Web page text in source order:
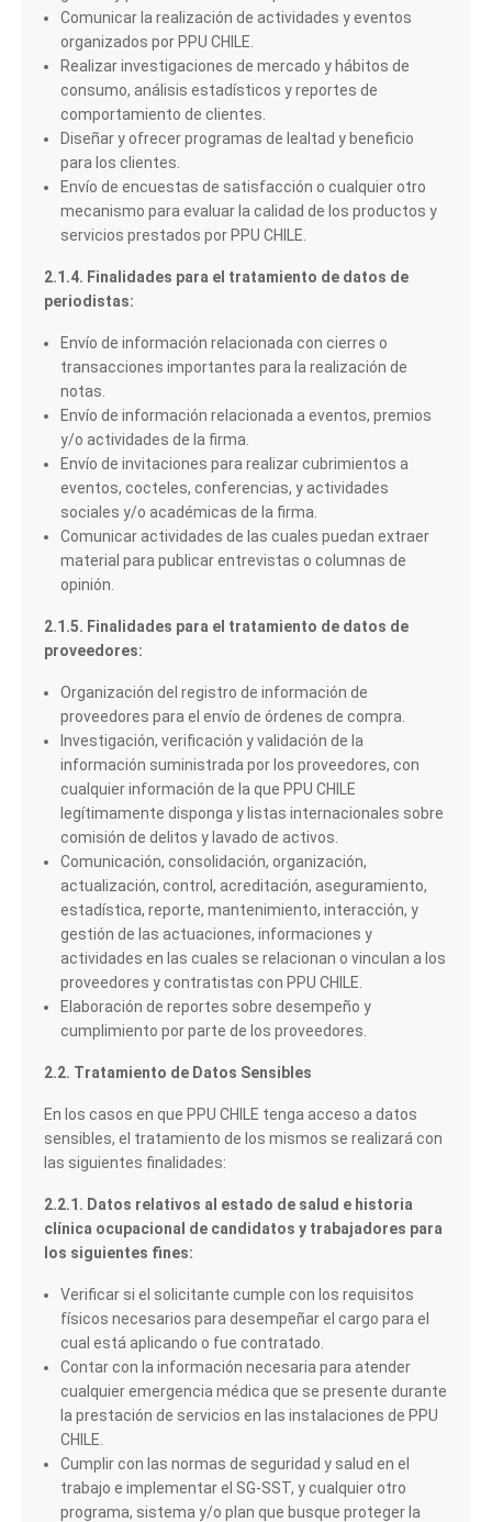
Comunicar la realización de actividades y eventos
organizados por PPU CHILE.
Realizar investigaciones de mercado y hábitos de
consumo, análisis estadísticos y reportes de
comportamiento de clientes.
Diseñar y ofrecer programas de lealtad y beneficio
para los clientes.
Envío de encuestas de satisfacción o cualquier otro
mecanismo para evaluar la calidad de los productos y
servicios prestados por PPU CHILE.
2.1.4. Finalidades para el tratamiento de datos de
periodistas:
Envío de información relacionada con cierres o
transacciones importantes para la realización de
notas.
Envío de información relacionada a eventos, premios
y/o actividades de la firma.
Envío de invitaciones para realizar cubrimientos a
eventos, cocteles, conferencias, y actividades
sociales y/o académicas de la firma.
Comunicar actividades de las cuales puedan extraer
material para publicar entrevistas o columnas de
opinión.
2.1.5. Finalidades para el tratamiento de datos de
proveedores:
Organización del registro de información de
proveedores para el envío de órdenes de compra.
Investigación, verificación y validación de la
información suministrada por los proveedores, con
cualquier información de la que PPU CHILE
legítimamente disponga y listas internacionales sobre
comisión de delitos y lavado de activos.
Comunicación, consolidación, organización,
actualización, control, acreditación, aseguramiento,
estadística, reporte, mantenimiento, interacción, y
gestión de las actuaciones, informaciones y
actividades en las cuales se relacionan o vinculan a los
proveedores y contratistas con PPU CHILE.
Elaboración de reportes sobre desempeño y
cumplimiento por parte de los proveedores.
2.2. Tratamiento de Datos Sensibles
En los casos en que PPU CHILE tenga acceso a datos
sensibles, el tratamiento de los mismos se realizará con
las siguientes finalidades:
2.2.1. Datos relativos al estado de salud e historia
clínica ocupacional de candidatos y trabajadores para
los siguientes fines:
Verificar si el solicitante cumple con los requisitos
físicos necesarios para desempeñar el cargo para el
cual está aplicando o fue contratado.
Contar con la información necesaria para atender
cualquier emergencia médica que se presente durante
la prestación de servicios en las instalaciones de PPU
CHILE.
Cumplir con las normas de seguridad y salud en el
trabajo e implementar el SG-SST, y cualquier otro
programa, sistema y/o plan que busque proteger la